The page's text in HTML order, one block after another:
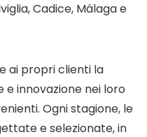
Cadice, Málaga e
ai propri clienti la
e innovazione nei loro
Ogni stagione, le
e selezionate, in